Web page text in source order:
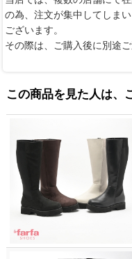
の為、注文が集中してしま
ございます。
その際は、ご購入後に別途
この商品を見た人は、